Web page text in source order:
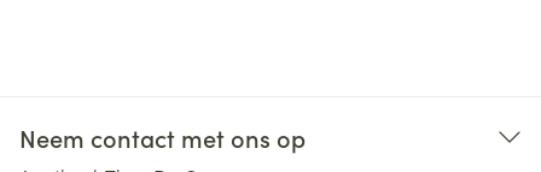
Neem contact met ons op